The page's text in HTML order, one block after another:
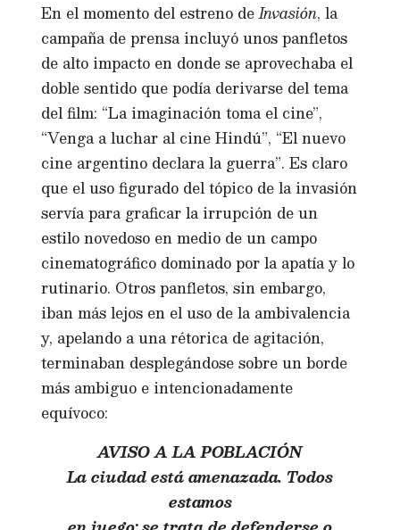
En el momento del estreno deInvasión, la
campaña de prensa incluyó unos panfletos
de alto impacto en donde se aprovechaba el
doble sentido que podía derivarse del tema
del film: “La imaginación toma el cine”,
“Venga a luchar al cine Hindú”, “El nuevo
cine argentino declara la guerra”. Es claro
que el uso figurado del tópico de la invasión
servía para graficar la irrupción de un
estilo novedoso en medio de un campo
cinematográfico dominado por la apatía y lo
rutinario. Otros panfletos, sin embargo,
iban más lejos en el uso de la ambivalencia
y, apelando a una rétorica de agitación,
terminaban desplegándose sobre un borde
más ambiguo e intencionadamente
equívoco:
AVISO A LA POBLACIÓN
La ciudad está amenazada. Todos
estamos